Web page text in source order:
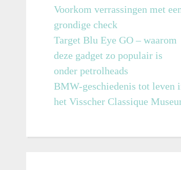
Voorkom verrassingen met
grondige check
Target Blu Eye GO – waarom
deze gadget zo populair is
onder petrolheads
BMW-geschiedenis tot leven
het Visscher Classique